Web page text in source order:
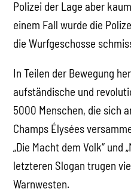
Polizei der Lage aber
einem Fall wurde die
die Wurfgeschosse
In Teilen der Bewegung
aufständische und
5000 Menschen, die sich
Champs Élysées
„Die Macht dem Volk“ und
letzteren Slogan trugen
Warnwesten.